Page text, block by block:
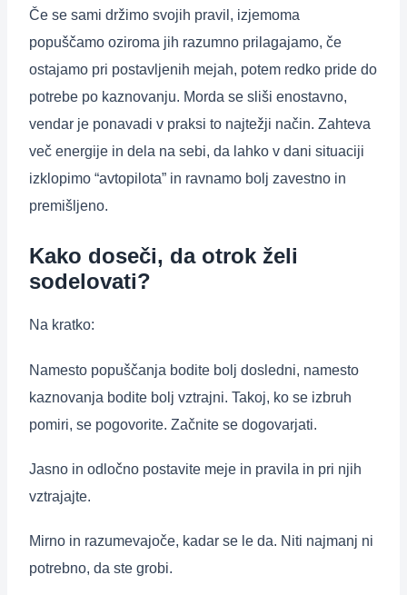
Če se sami držimo svojih pravil, izjemoma
popuščamo oziroma jih razumno prilagajamo, če
ostajamo pri postavljenih mejah, potem redko pride do
potrebe po kaznovanju. Morda se sliši enostavno,
vendar je ponavadi v praksi to najtežji način. Zahteva
več energije in dela na sebi, da lahko v dani situaciji
izklopimo “avtopilota” in ravnamo bolj zavestno in
premišljeno.
Kako doseči, da otrok želi
sodelovati?
Na kratko:
Namesto popuščanja bodite bolj dosledni, namesto
kaznovanja bodite bolj vztrajni. Takoj, ko se izbruh
pomiri, se pogovorite. Začnite se dogovarjati.
Jasno in odločno postavite meje in pravila in pri njih
vztrajajte.
Mirno in razumevajoče, kadar se le da. Niti najmanj ni
potrebno, da ste grobi.